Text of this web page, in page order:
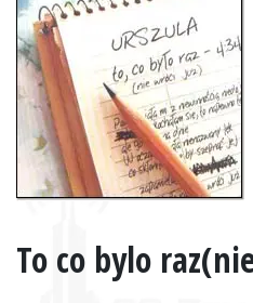
To co bylo